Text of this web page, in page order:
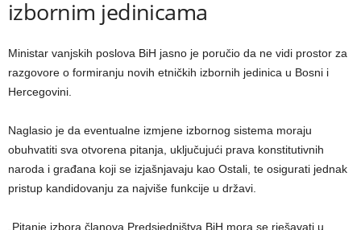
izbornim jedinicama
Ministar vanjskih poslova BiH jasno je poručio da ne vidi prostor za
razgovore o formiranju novih etničkih izbornih jedinica u Bosni i
Hercegovini.
Naglasio je da eventualne izmjene izbornog sistema moraju
obuhvatiti sva otvorena pitanja, uključujući prava konstitutivnih
naroda i građana koji se izjašnjavaju kao Ostali, te osigurati jednak
pristup kandidovanju za najviše funkcije u državi.
„Pitanje izbora članova Predsjedništva BiH mora se rješavati u